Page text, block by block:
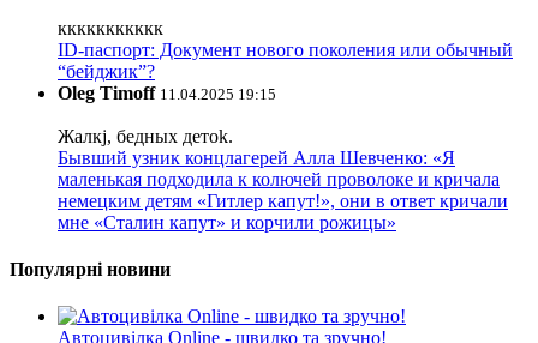
ккккккккккк
ID-паспорт: Документ нового поколения или обычный
“бейджик”?
Oleg Timoff 11.04.2025 19:15
Жалкj, бедных детok.
Бывший узник концлагерей Алла Шевченко: «Я
маленькая подходила к колючей проволоке и кричала
немецким детям «Гитлер капут!», они в ответ кричали
мне «Сталин капут» и корчили рожицы»
Популярні новини
Автоцивілка Online - швидко та зручно!